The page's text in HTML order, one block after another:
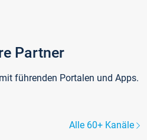
Partner
führenden Portalen und Apps.
Alle 60+ Kanäle